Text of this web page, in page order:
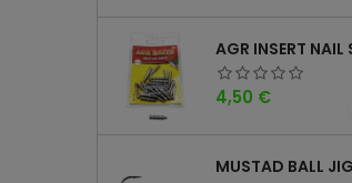
Precio
4,50 €